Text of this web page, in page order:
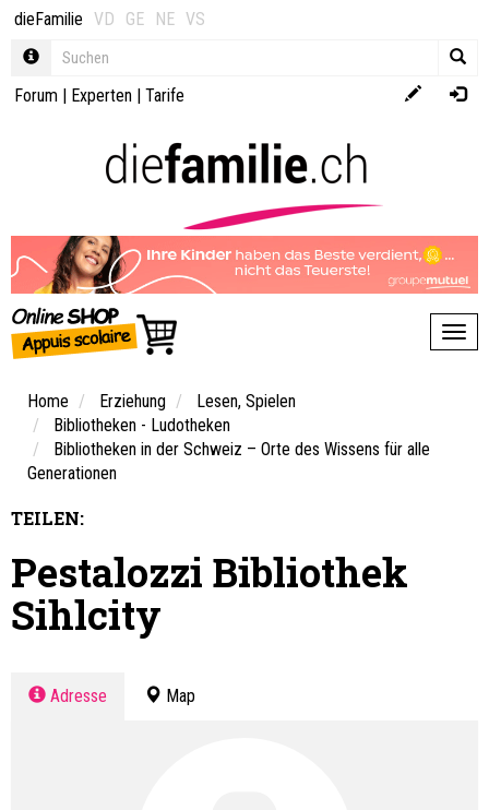
dieFamilie VD GE NE VS
Forum | Experten | Tarife
Home Erziehung
Lesen, Spielen
Bibliotheken - Ludotheken
Bibliotheken in der Schweiz – Orte des Wissens für alle
Generationen
TEILEN:
Pestalozzi Bibliothek
Sihlcity
Adresse Map